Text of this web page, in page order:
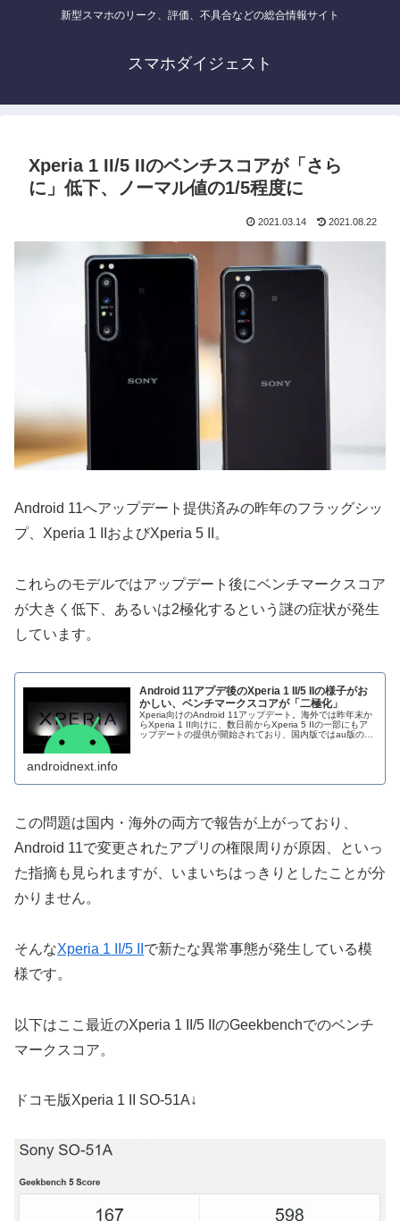
新型スマホのリーク、評価、不具合などの総合情報サイト
スマホダイジェスト
Xperia 1 II/5 IIのベンチスコアが「さら
に」低下、ノーマル値の1/5程度に
2021.03.14 2021.08.22
Android 11へアップデート提供済みの昨年のフラッグシッ
プ、Xperia 1 IIおよびXperia 5 II。
これらのモデルではアップデート後にベンチマークスコア
が大きく低下、あるいは2極化するという謎の症状が発生
しています。
Android 11アプデ後のXperia 1 II/5 IIの様子がお
かしい、ベンチマークスコアが「二極化」
Xperia向けのAndroid 11アップデート。海外では昨年末か
らXperia 1 II向けに、数日前からXperia 5 IIの一部にもア
ップデートの提供が開始されており、国内版ではau版の
androidnext.info
この問題は国内・海外の両方で報告が上がっており、
Android 11で変更されたアプリの権限周りが原因、といっ
た指摘も見られますが、いまいちはっきりとしたことが分
かりません。
そんなXperia 1 II/5 II で新たな異常事態が発生している模
様です。
以下はここ最近のXperia 1 II/5 IIのGeekbenchでのベンチ
マークスコア。
ドコモ版Xperia 1 II SO-51A↓